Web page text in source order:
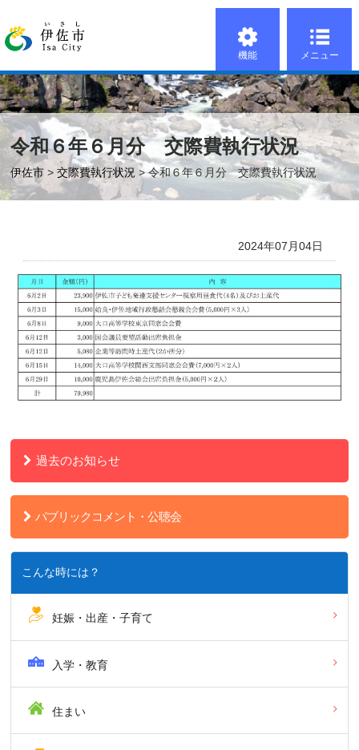
機能 メニュー
令和６年６月分 交際費執行状況
伊佐市 >交際費執行状況 > 令和６年６月分 交際費執行状況
2024年07月04日
過去のお知らせ
パブリックコメント・公聴会
こんな時には？
妊娠・出産・子育て
入学・教育
住まい